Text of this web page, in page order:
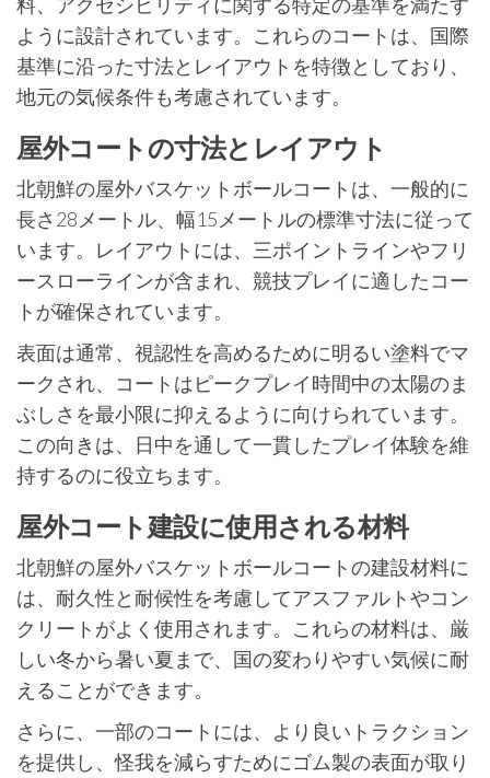
ように設計されています。これらのコートは、国際
基準に沿った寸法とレイアウトを特徴としており、
地元の気候条件も考慮されています。
屋外コートの寸法とレイアウト
北朝鮮の屋外バスケットボールコートは、一般的に
長さ28メートル、幅15メートルの標準寸法に従って
います。レイアウトには、三ポイントラインやフリ
ースローラインが含まれ、競技プレイに適したコー
トが確保されています。
表面は通常、視認性を高めるために明るい塗料でマ
ークされ、コートはピークプレイ時間中の太陽のま
ぶしさを最小限に抑えるように向けられています。
この向きは、日中を通して一貫したプレイ体験を維
持するのに役立ちます。
屋外コート建設に使用される材料
北朝鮮の屋外バスケットボールコートの建設材料に
は、耐久性と耐候性を考慮してアスファルトやコン
クリートがよく使用されます。これらの材料は、厳
しい冬から暑い夏まで、国の変わりやすい気候に耐
えることができます。
さらに、一部のコートには、より良いトラクション
を提供し、怪我を減らすためにゴム製の表面が取り